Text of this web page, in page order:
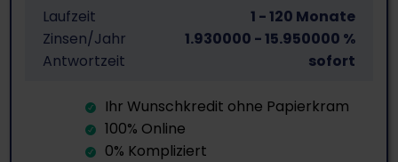
Laufzeit
1 - 120 Monate
Zinsen/Jahr
1.930000 - 15.950000 %
Antwortzeit
sofort
Ihr Wunschkredit ohne Papierkram
100% Online
0% Kompliziert